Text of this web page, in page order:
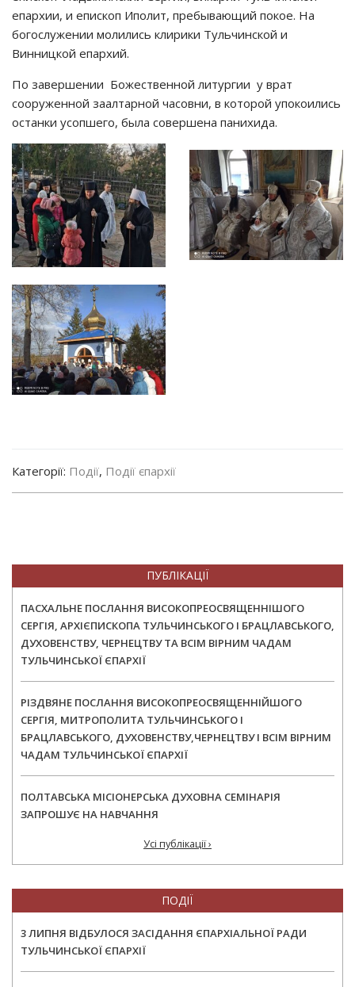
епархии, и епископ Иполит, пребывающий покое. На
богослужении молились клирики Тульчинской и
Винницкой епархий.
По завершении Божественной литургии у врат
сооруженной заалтарной часовни, в которой упокоились
останки усопшего, была совершена панихида.
Категорії: Події, Події єпархії
ПУБЛІКАЦІЇ
ПАСХАЛЬНЕ ПОСЛАННЯ ВИСОКОПРЕОСВЯЩЕННІШОГО
СЕРГІЯ, АРХІЄПИСКОПА ТУЛЬЧИНСЬКОГО І БРАЦЛАВСЬКОГО,
ДУХОВЕНСТВУ, ЧЕРНЕЦТВУ ТА ВСІМ ВІРНИМ ЧАДАМ
ТУЛЬЧИНСЬКОЇ ЄПАРХІЇ
РІЗДВЯНЕ ПОСЛАННЯ ВИСОКОПРЕОСВЯЩЕННІЙШОГО
СЕРГІЯ, МИТРОПОЛИТА ТУЛЬЧИНСЬКОГО І
БРАЦЛАВСЬКОГО, ДУХОВЕНСТВУ,ЧЕРНЕЦТВУ І ВСІМ ВІРНИМ
ЧАДАМ ТУЛЬЧИНСЬКОЇ ЄПАРХІЇ
ПОЛТАВСЬКА МІСІОНЕРСЬКА ДУХОВНА СЕМІНАРІЯ
ЗАПРОШУЄ НА НАВЧАННЯ
Усі публікації ›
ПОДІЇ
3 ЛИПНЯ ВІДБУЛОСЯ ЗАСІДАННЯ ЄПАРХІАЛЬНОЇ РАДИ
ТУЛЬЧИНСЬКОЇ ЄПАРХІЇ